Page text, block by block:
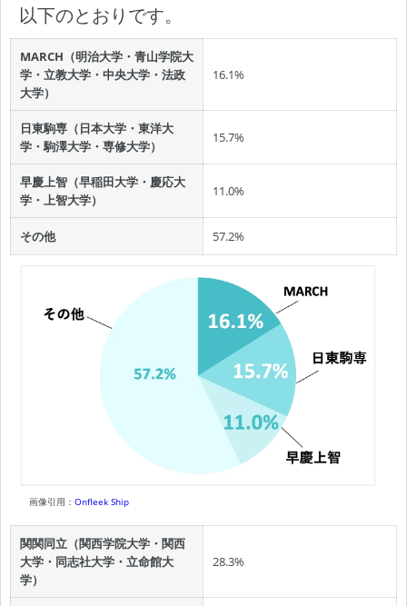
以下のとおりです。
MARCH（明治大学・青山学院大
学・立教大学・中央大学・法政
大学）
16.1%
日東駒専（日本大学・東洋大
学・駒澤大学・専修大学）
15.7%
早慶上智（早稲田大学・慶応大
学・上智大学）
11.0%
その他 57.2%
画像引用： Onfleek Ship
関関同立（関西学院大学・関西
大学・同志社大学・立命館大
学）
28.3%